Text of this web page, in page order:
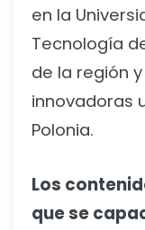
en la
Tecnología
de la región
innovadoras
Polonia.
Los
que se